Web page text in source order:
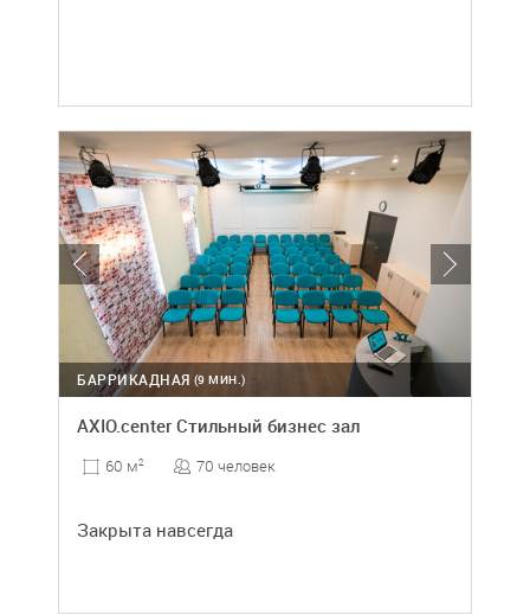
(9 МИН.)
БАРРИКАДНАЯ
AXIO.center Стильный бизнес зал
60 м2 70 человек
Закрыта навсегда